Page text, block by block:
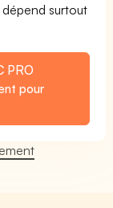
dépend surtout
PRO
pour